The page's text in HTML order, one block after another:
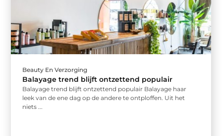
Beauty En Verzorging
Balayage trend blijft ontzettend populair
Balayage trend blijft ontzettend populair Balayage haar
leek van de ene dag op de andere te ontploffen. Uit het
niets ...